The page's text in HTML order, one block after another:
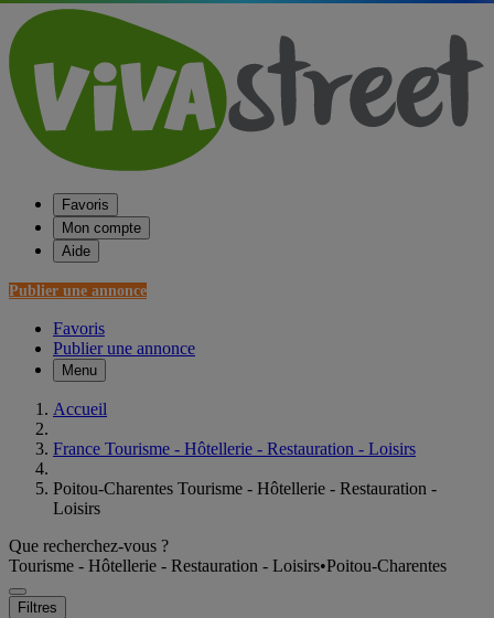
Favoris
Mon compte
Aide
Publier une annonce
Favoris
Publier une annonce
Menu
Accueil
France Tourisme - Hôtellerie - Restauration - Loisirs
Poitou-Charentes Tourisme - Hôtellerie - Restauration -
Loisirs
Que recherchez-vous ?
Tourisme - Hôtellerie - Restauration - Loisirs•Poitou-Charentes
Filtres